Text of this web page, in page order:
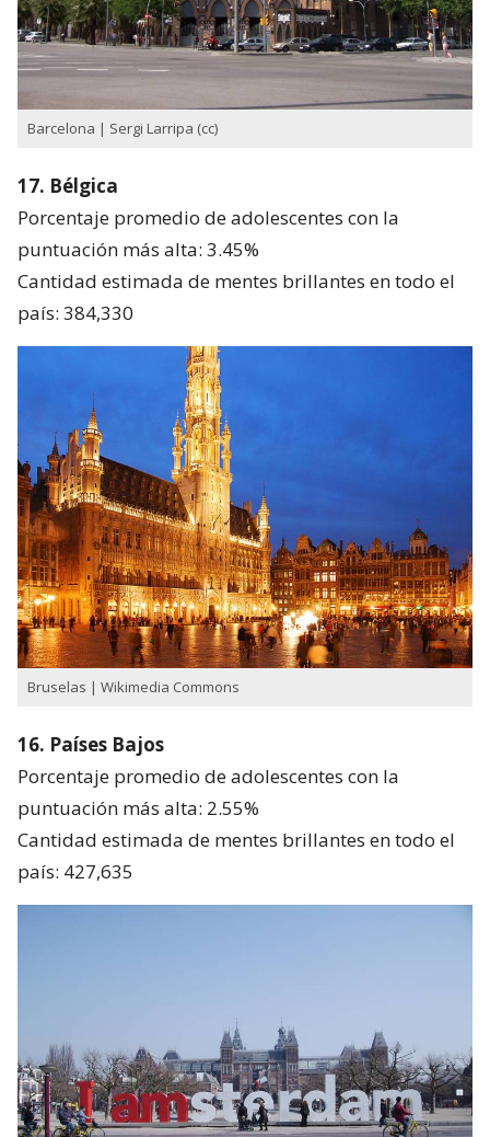
Barcelona | Sergi Larripa (cc)
17. Bélgica
Porcentaje promedio de adolescentes con la
puntuación más alta: 3.45%
Cantidad estimada de mentes brillantes en todo el
país: 384,330
Bruselas | Wikimedia Commons
16. Países Bajos
Porcentaje promedio de adolescentes con la
puntuación más alta: 2.55%
Cantidad estimada de mentes brillantes en todo el
país: 427,635